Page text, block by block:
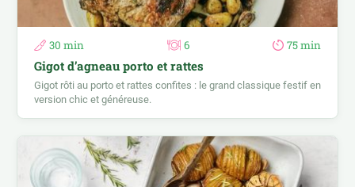
30 min 6 75 min
Gigot d’agneau porto et rattes
Gigot rôti au porto et rattes confites : le grand classique festif en
version chic et généreuse.